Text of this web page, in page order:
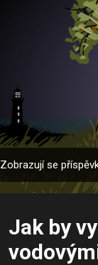
Zobrazují se
Jak by